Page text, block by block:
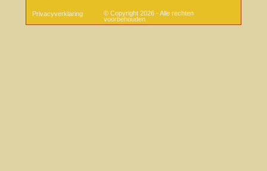
Privacyverklaring
© Copyright 2026 - Alle rechten
voorbehouden